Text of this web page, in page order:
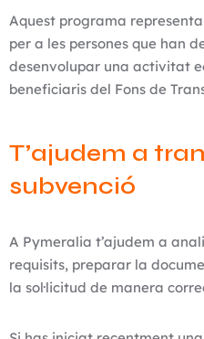
Aquest programa
per a les persones que han
desenvolupar una activitat
beneficiaris del Fons de
T’ajudem a
subvenció
A Pymeralia t’ajudem a
requisits, preparar la
la sol·licitud de manera